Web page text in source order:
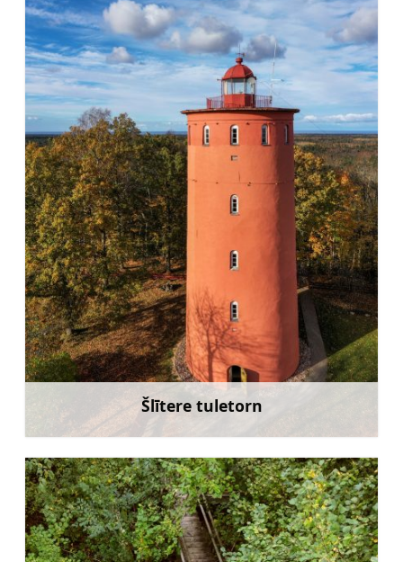
Šlītere tuletorn